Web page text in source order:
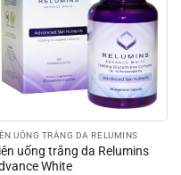
UỐNG TRẮNG DA RELUMINS
uống trắng da Relumins
White